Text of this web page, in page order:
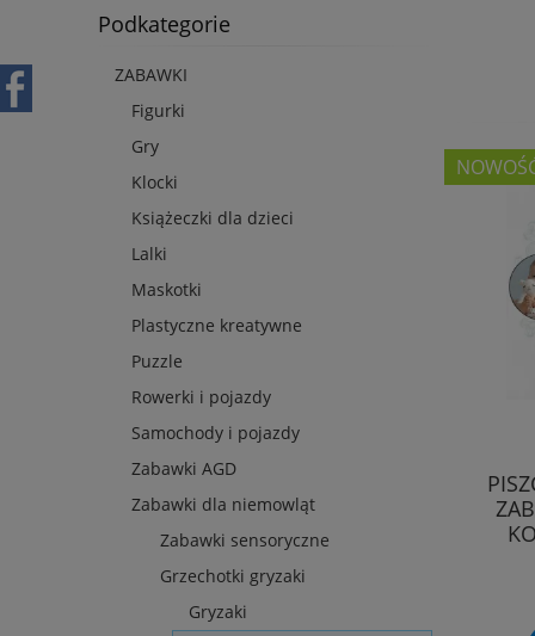
Podkategorie
ZABAWKI
Figurki
Gry
Klocki
Książeczki dla dzieci
Lalki
Maskotki
Plastyczne kreatywne
Puzzle
Rowerki i pojazdy
Samochody i pojazdy
Zabawki AGD
Zabawki dla niemowląt
Zabawki sensoryczne
Grzechotki gryzaki
Gryzaki